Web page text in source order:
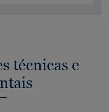
técnicas e